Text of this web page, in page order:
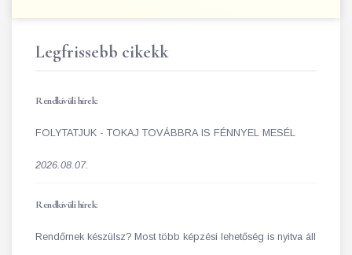
Legfrissebb cikekk
Rendkívüli hírek:
FOLYTATJUK - TOKAJ TOVÁBBRA IS FÉNNYEL MESÉL
2026.08.07.
Rendkívüli hírek:
Rendőrnek készülsz? Most több képzési lehetőség is nyitva áll